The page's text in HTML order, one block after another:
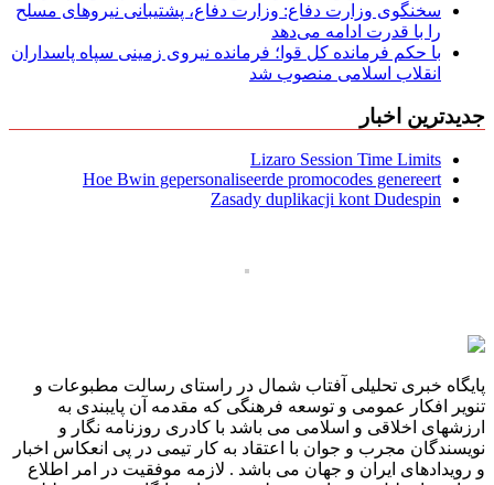
سخنگوی وزارت دفاع: وزارت دفاع، پشتیبانی نیرو‌های مسلح
را با قدرت ادامه می‌دهد
با حکم فرمانده کل قوا؛ فرمانده نیروی زمینی سپاه پاسداران
انقلاب اسلامی منصوب شد
جدیدترین اخبار
Lizaro Session Time Limits
Hoe Bwin gepersonaliseerde promocodes genereert
Zasady duplikacji kont Dudespin
پایگاه خبری تحلیلی آفتاب شمال در راستای رسالت مطبوعات و
تنویر افکار عمومی و توسعه فرهنگی که مقدمه آن پایبندی به
ارزشهای اخلاقی و اسلامی می باشد با کادری روزنامه نگار و
نویسندگان مجرب و جوان با اعتقاد به کار تیمی در پی انعکاس اخبار
و رویدادهای ایران و جهان می باشد . لازمه موفقیت در امر اطلاع